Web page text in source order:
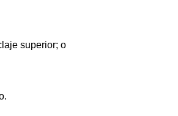
superior; o